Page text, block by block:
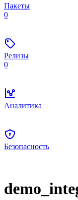
Пакеты
0
Релизы
0
Аналитика
Безопасность